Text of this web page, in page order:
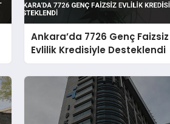
Ankara’da 7726 Genç Faizsiz
Evlilik Kredisiyle Desteklendi